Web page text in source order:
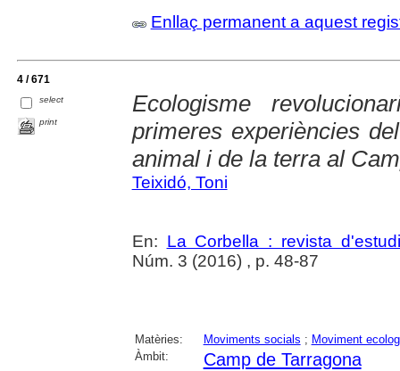
Enllaç permanent a aquest
4 / 671
select
print
Ecologisme
primeres experiències
animal i de la terra al
Teixidó, Toni
En: La Corbella : revista
Núm. 3 (2016) , p. 48-87
Matèries: Moviments socials ; Moviment
Àmbit:
Camp de Tarragona